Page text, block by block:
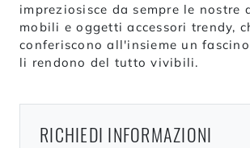
impreziosisce da sempre le nostre
mobili e oggetti accessori trendy,
conferiscono all'insieme un
li rendono del tutto vivibili.
RICHIEDI INFORMAZIONI